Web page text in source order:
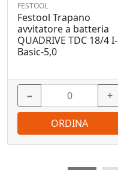
FESTOOL
Festool Trapano
avvitatore a batteria
QUADRIVE TDC 18/4 I-
Basic-5,0
− +
ORDINA